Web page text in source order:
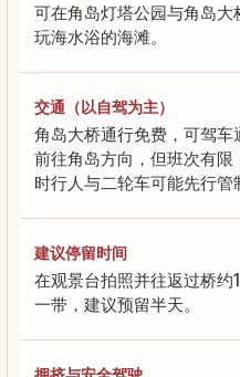
可在角岛灯塔公园与角岛
玩海水浴的海滩。
交通（以自驾为主）
角岛大桥通行免费，可驾
前往角岛方向，但班次有
时行人与二轮车可能先行管
建议停留时间
在观景台拍照并往返过桥
一带，建议预留半天。